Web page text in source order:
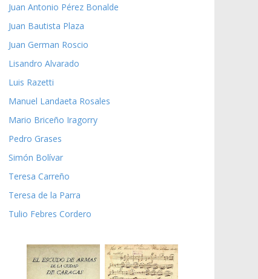
Juan Antonio Pérez Bonalde
Juan Bautista Plaza
Juan German Roscio
Lisandro Alvarado
Luis Razetti
Manuel Landaeta Rosales
Mario Briceño Iragorry
Pedro Grases
Simón Bolívar
Teresa Carreño
Teresa de la Parra
Tulio Febres Cordero